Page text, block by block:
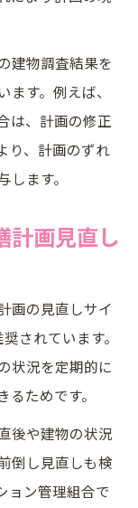
建物調査結果を
す。例えば、
は、計画の修正
り、計画のずれ
ます。
計画見直し
画の見直しサイ
されています。
状況を定期的に
ためです。
後や建物の状況
倒し見直しも検
ョン管理組合で